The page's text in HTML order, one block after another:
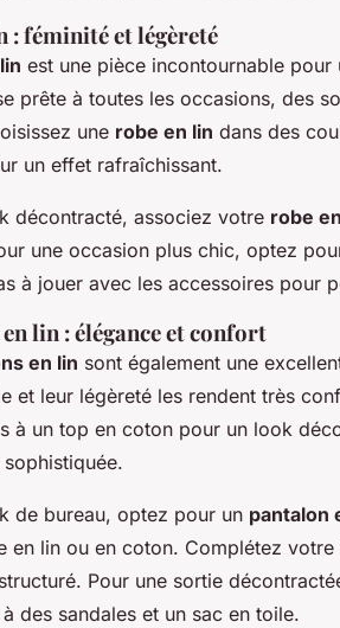
: féminité et légèreté
est une pièce incontournable
prête à toutes les occasions, des
une robe en lin dans des
un effet rafraîchissant.
décontracté, associez votre robe
une occasion plus chic, optez
à jouer avec les accessoires pour
lin : élégance et confort
en lin sont également une
et leur légèreté les rendent très
à un top en coton pour un look
de bureau, optez pour un pantalon
en lin ou en coton. Complétez
Pour une sortie
des sandales et un sac en toile.